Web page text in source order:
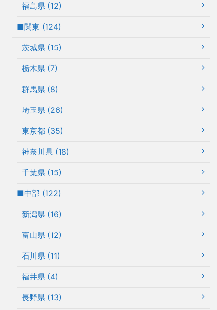
福島県 (12)
■関東 (124)
茨城県 (15)
栃木県 (7)
群馬県 (8)
埼玉県 (26)
東京都 (35)
神奈川県 (18)
千葉県 (15)
■中部 (122)
新潟県 (16)
富山県 (12)
石川県 (11)
福井県 (4)
長野県 (13)